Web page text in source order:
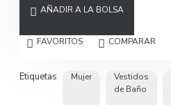
AÑADIR A LA BOLSA
FAVORITOS COMPARAR
Etiquetas Mujer
Vestidos
de Baño